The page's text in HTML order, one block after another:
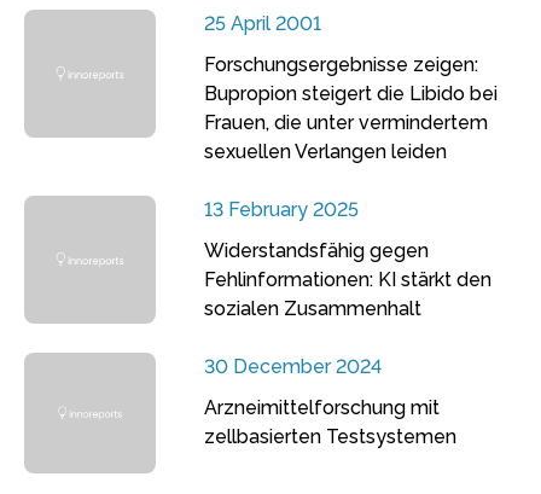
25 April 2001
Forschungsergebnisse zeigen:
Bupropion steigert die Libido bei
Frauen, die unter vermindertem
sexuellen Verlangen leiden
13 February 2025
Widerstandsfähig gegen
Fehlinformationen: KI stärkt den
sozialen Zusammenhalt
30 December 2024
Arzneimittelforschung mit
zellbasierten Testsystemen